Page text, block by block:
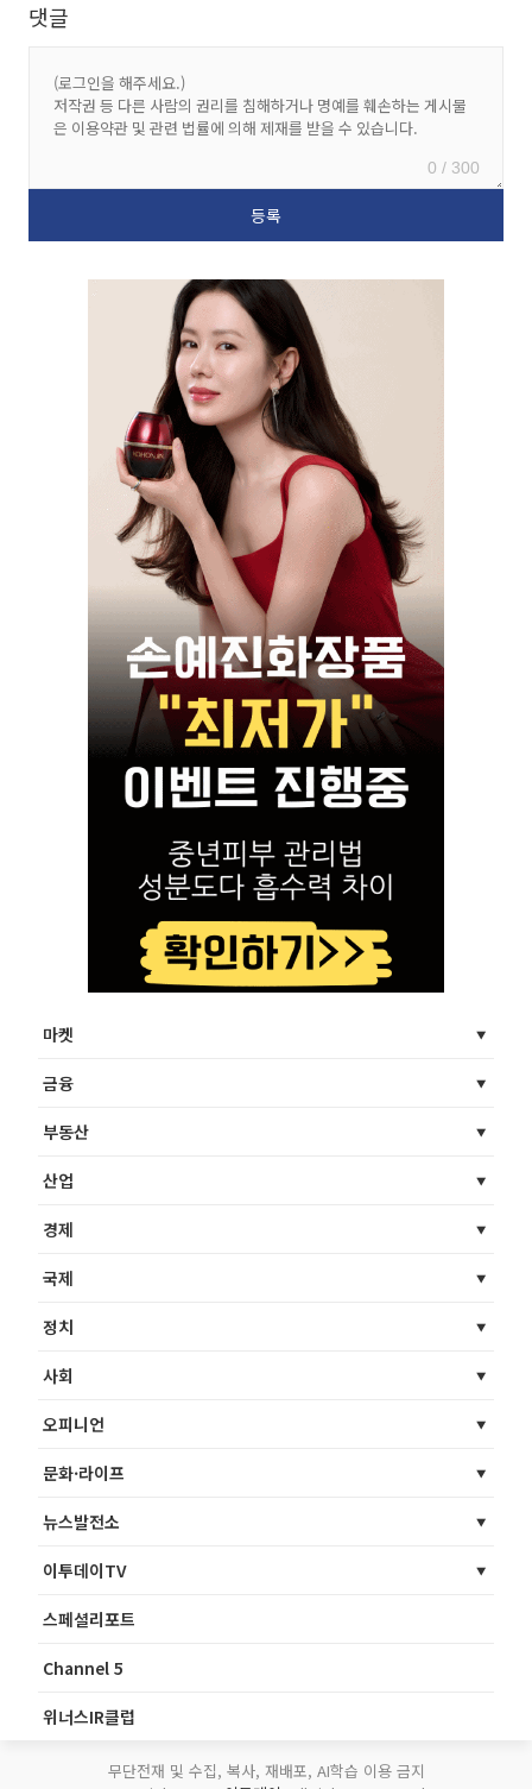
댓글
0 / 300
마켓
금융
부동산
산업
경제
국제
정치
사회
오피니언
문화·라이프
뉴스발전소
이투데이TV
스페셜리포트
Channel 5
위너스IR클럽
무단전재 및 수집, 복사, 재배포, AI학습 이용 금지